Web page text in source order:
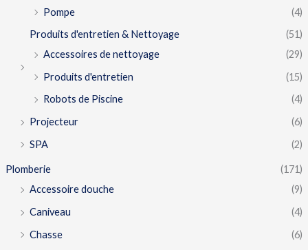
Pompe
(4)
Produits d'entretien & Nettoyage
(51)
Accessoires de nettoyage
(29)
Produits d'entretien
(15)
Robots de Piscine
(4)
Projecteur
(6)
SPA
(2)
Plomberie
(171)
Accessoire douche
(9)
Caniveau
(4)
Chasse
(6)